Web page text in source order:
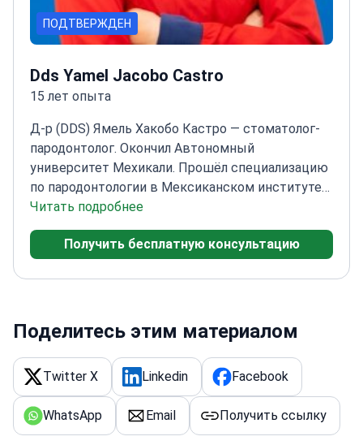
ПОДТВЕРЖДЕН
Dds Yamel Jacobo Castro
15 лет опыта
Д-р (DDS) Ямель Хакобо Кастро — стоматолог-
пародонтолог. Окончил Автономный
университет Мехикали. Прошёл специализацию
по пародонтологии в Мексиканском институте
стоматологии. Его практика охватывает общую
и сложную пародонтологию. Проводит лечение
альвеолярной кости и десны, гингивопластику и
кюретаж десневых карманов и протезирование
хирургической пародонтологией и
восстановлением кости и десны. Использует
передовые технологии для диагностики и
лечения пародонтальных заболеваний.
Ориентируется на точность, сохранение тканей,
качество и долговечность.
Читать подробнее
Получить бесплатную консультацию
Поделитесь этим материалом
Twitter X Linkedin Facebook
WhatsApp Email Получить ссылку